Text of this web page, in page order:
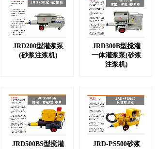
JRD200型灌浆泵
(砂浆注浆机)
JRD300B型搅灌
一体灌浆泵(砂浆
注浆机)
JRD500BS型搅灌
JRD-PS500砂浆